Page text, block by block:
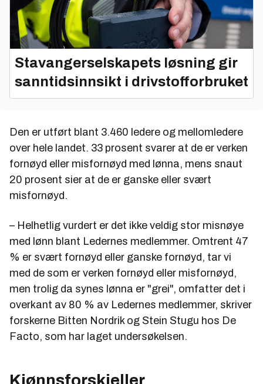
Stavangerselskapets løsning gir
sanntidsinnsikt i drivstofforbruket
Den er utført blant 3.460 ledere og mellomledere
over hele landet. 33 prosent svarer at de er verken
fornøyd eller misfornøyd med lønna, mens snaut
20 prosent sier at de er ganske eller svært
misfornøyd.
– Helhetlig vurdert er det ikke veldig stor misnøye
med lønn blant Ledernes medlemmer. Omtrent 47
% er svært fornøyd eller ganske fornøyd, tar vi
med de som er verken fornøyd eller misfornøyd,
men trolig da synes lønna er "grei", omfatter det i
overkant av 80 % av Ledernes medlemmer, skriver
forskerne Bitten Nordrik og Stein Stugu hos De
Facto, som har laget undersøkelsen.
Kjønnsforskjeller